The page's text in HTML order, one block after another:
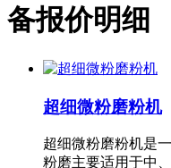
备报价明细
超细微粉磨粉机
超细微粉磨粉机是
粉磨主要适用于中